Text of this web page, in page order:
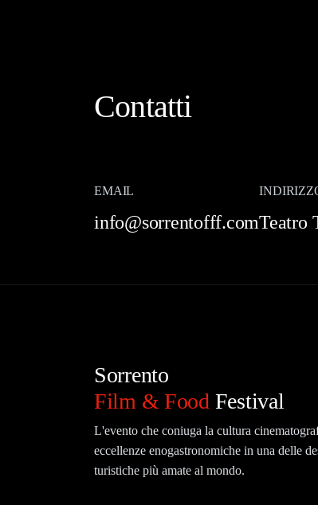
Contatti
EMAIL
info@sorrentofff.comTeatro
Sorrento
Film & Food Festival
L'evento che coniuga la cultura
eccellenze enogastronomiche in una delle
turistiche più amate al mondo.